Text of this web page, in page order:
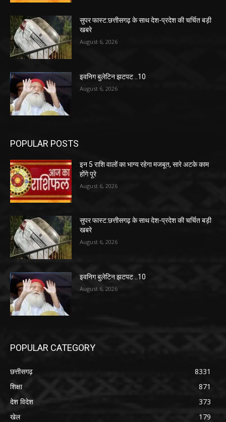
सुपर फास्ट:छत्तीसगढ़ के साथ देश-प्रदेश की चर्चित बड़ी
खबरे
August 6, 2026
इवनिग बुलेटिन झटपट ..10
August 6, 2026
POPULAR POSTS
इन 5 राशि वालों का भाग्य रहेगा मजबूत, सारे अटके काम
होंगे पूरे
August 6, 2026
सुपर फास्ट:छत्तीसगढ़ के साथ देश-प्रदेश की चर्चित बड़ी
खबरे
August 6, 2026
इवनिग बुलेटिन झटपट ..10
August 6, 2026
POPULAR CATEGORY
छत्तीसगढ़
8331
शिक्षा
871
देश विदेश
373
खेल
179